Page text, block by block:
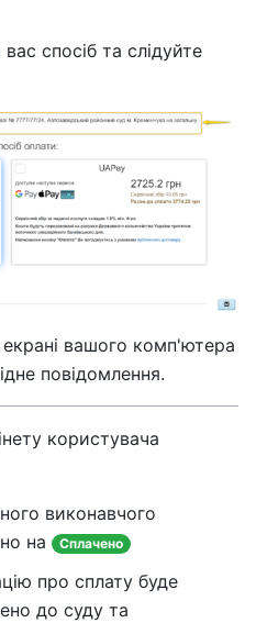
спосіб та слідуйте
екрані вашого комп'ютера
повідомлення.
користувача
виконавчого
на
Сплачено
про сплату буде
до суду та